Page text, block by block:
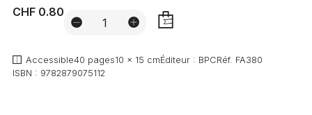
CHF 0.80
Accessible40 pages10 x 15 cmÉditeur : BPCRéf. FA380
ISBN : 9782879075112